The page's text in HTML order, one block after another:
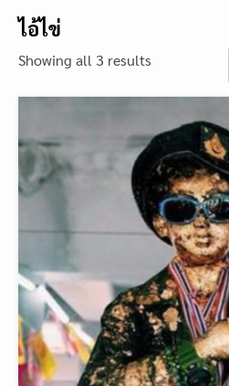
ไอ้ไข่
Showing all 3 results